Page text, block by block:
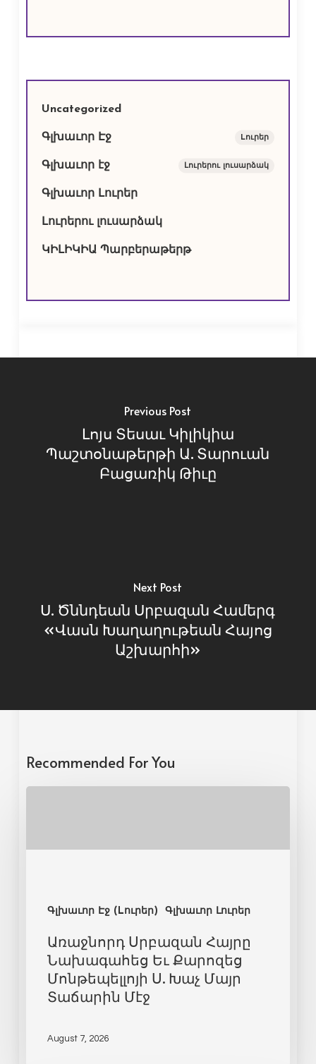
Uncategorized
Գլխաւոր Էջ Lուրեր
Գլխաւոր էջ Լուրերու լուսարձակ
Գլխաւոր Լուրեր
Լուրերու լուսարձակ
ԿԻԼԻԿԻԱ Պարբերաթերթ
Previous Post
Լոյս Տեսաւ Կիլիկիա
Պաշտօնաթերթի Ա. Տարուան
Բացառիկ Թիւը
Next Post
Ս. Ծննդեան Սրբազան Համերգ
«Վասն Խաղաղութեան Հայոց
Աշխարհի»
Recommended For You
Գլխաւոր Էջ (Lուրեր) Գլխաւոր Լուրեր
Առաջնորդ Սրբազան Հայրը
Նախագահեց Եւ Քարոզեց
Մոնթեպելլոյի Ս. Խաչ Մայր
Տաճարին Մէջ
August 7, 2026